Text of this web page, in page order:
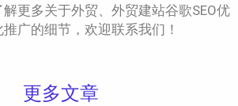
解更多关于外贸、外贸建站谷歌SEO优
推广的细节，欢迎联系我们！
更多文章